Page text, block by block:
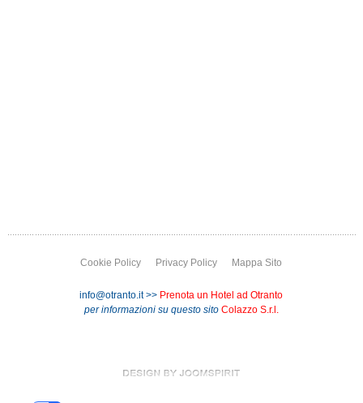
Cookie Policy Privacy Policy Mappa Sito
info@otranto.it >> Prenota un Hotel ad Otranto
per informazioni su questo sito Colazzo S.r.l.